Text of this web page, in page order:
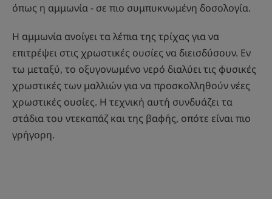
όπως η αμμωνία - σε πιο συμπυκνωμένη δοσολογία.
Η αμμωνία ανοίγει τα λέπια της τρίχας για να
επιτρέψει στις χρωστικές ουσίες να διεισδύσουν. Εν
τω μεταξύ, το οξυγονωμένο νερό διαλύει τις φυσικές
χρωστικές των μαλλιών για να προσκολληθούν νέες
χρωστικές ουσίες. Η τεχνική αυτή συνδυάζει τα
στάδια του ντεκαπάζ και της βαφής, οπότε είναι πιο
γρήγορη.